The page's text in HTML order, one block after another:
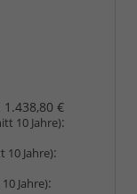
1.438,80 €
10 Jahre):
10 Jahre):
Jahre):